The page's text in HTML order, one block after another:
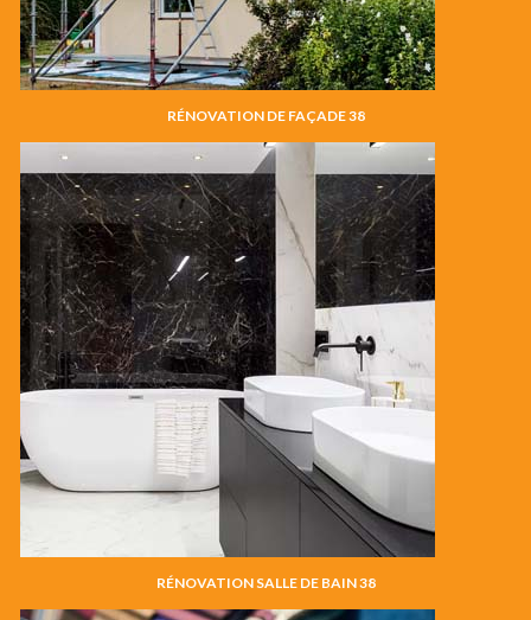
RÉNOVATION DE FAÇADE 38
RÉNOVATION SALLE DE BAIN 38